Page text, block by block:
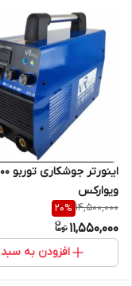
ویوارکس
14,500,000
20%
11,550,000
افزودن به سبد